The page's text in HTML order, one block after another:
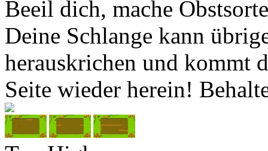
Beeil dich, mache
Deine Schlange kann
herauskrichen und kommt
Seite wieder herein!